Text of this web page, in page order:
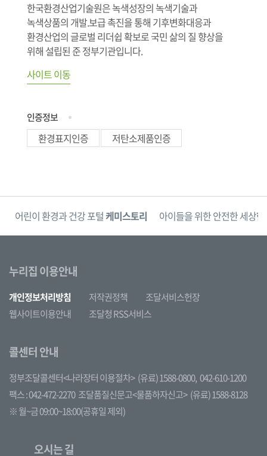
한국환경산업기술원은 녹색성장의 녹색기술과
녹색상품의 개발.보급 촉진을 통해 기후변화대응과
환경산업의 글로벌 리더쉽 확보로 국민 삶의 질 향상을
위해 설립된 준 정부기관입니다.
사이트 이동
인증정보
환경표지인증 저탄소제품인증
어린이 환경과 건강 포털케미스토리 아이들을 위한 안전한 세상
누리집 이용안내
개인정보처리방침 저작권정책
조달서비스헌장
웹사이트이용안내
조달청 RSS서비스
콜센터 안내
정부조달콜센터<나라장터 이용절차> (유료) 1588-0800, 042-610-1200
팩스 : 042-472-2270 조달품질신문고<물품하자신고> (유료) 1588-8128
※ 월~금 09:00~18:00(공휴일 제외)
오시는 길